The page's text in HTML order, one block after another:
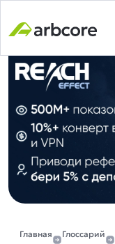
Главная Глоссарий